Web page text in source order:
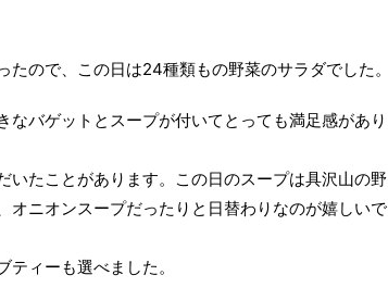
ので、この日は24種類もの野菜のサラダでした。
バゲットとスープが付いてとっても満足感があり
いたことがあります。この日のスープは具沢山の野
オニオンスープだったりと日替わりなのが嬉しいで
ティーも選べました。